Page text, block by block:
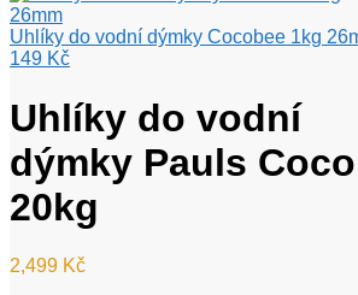
Uhlíky do vodní dýmky Cocobee 1kg
149 Kč
Uhlíky do vodní
dýmky Pauls Coco
20kg
2,499 Kč